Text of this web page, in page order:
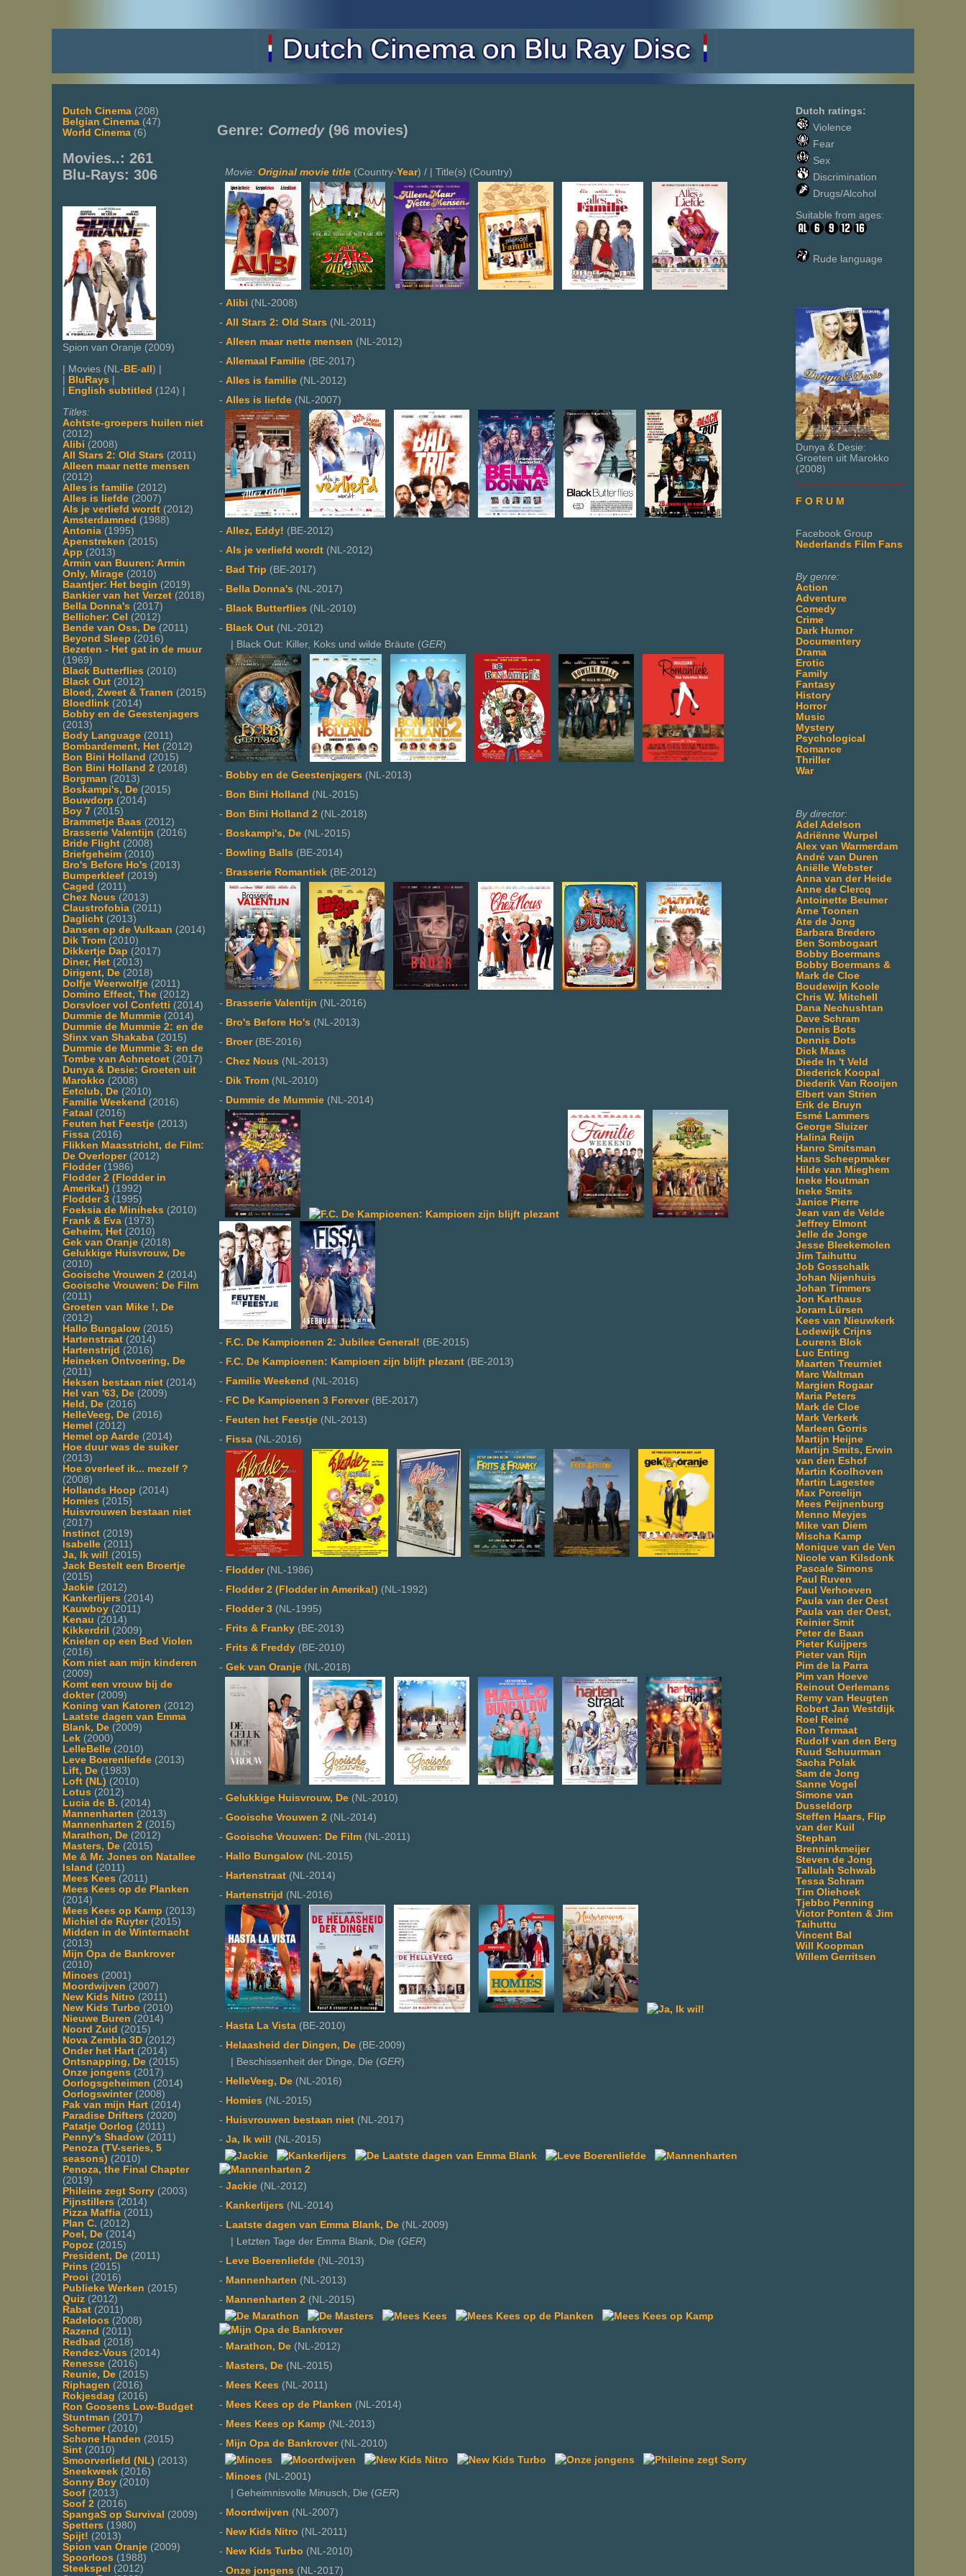
Dutch Cinema (208)
Belgian Cinema (47)
World Cinema (6)
Movies..: 261
Blu-Rays: 306
Spion van Oranje (2009)
| Movies (NL-BE-all) |
| BluRays |
| English subtitled (124) |
Titles:
Achtste-groepers huilen niet
(2012)
Alibi (2008)
All Stars 2: Old Stars (2011)
Alleen maar nette mensen
(2012)
Alles is familie (2012)
Alles is liefde (2007)
Als je verliefd wordt (2012)
Amsterdamned (1988)
Antonia (1995)
Apenstreken (2015)
App (2013)
Armin van Buuren: Armin
Only, Mirage (2010)
Baantjer: Het begin (2019)
Bankier van het Verzet (2018)
Bella Donna's (2017)
Bellicher: Cel (2012)
Bende van Oss, De (2011)
Beyond Sleep (2016)
Bezeten - Het gat in de muur
(1969)
Black Butterflies (2010)
Black Out (2012)
Bloed, Zweet & Tranen (2015)
Bloedlink (2014)
Bobby en de Geestenjagers
(2013)
Body Language (2011)
Bombardement, Het (2012)
Bon Bini Holland (2015)
Bon Bini Holland 2 (2018)
Borgman (2013)
Boskampi's, De (2015)
Bouwdorp (2014)
Boy 7 (2015)
Brammetje Baas (2012)
Brasserie Valentijn (2016)
Bride Flight (2008)
Briefgeheim (2010)
Bro's Before Ho's (2013)
Bumperkleef (2019)
Caged (2011)
Chez Nous (2013)
Claustrofobia (2011)
Daglicht (2013)
Dansen op de Vulkaan (2014)
Dik Trom (2010)
Dikkertje Dap (2017)
Diner, Het (2013)
Dirigent, De (2018)
Dolfje Weerwolfje (2011)
Domino Effect, The (2012)
Dorsvloer vol Confetti (2014)
Dummie de Mummie (2014)
Dummie de Mummie 2: en de
Sfinx van Shakaba (2015)
Dummie de Mummie 3: en de
Tombe van Achnetoet (2017)
Dunya & Desie: Groeten uit
Marokko (2008)
Eetclub, De (2010)
Familie Weekend (2016)
Fataal (2016)
Feuten het Feestje (2013)
Fissa (2016)
Flikken Maasstricht, de Film:
De Overloper(2012)
Flodder(1986)
Flodder 2 (Flodder in
Amerika!) (1992)
Flodder 3 (1995)
Foeksia de Miniheks (2010)
Frank & Eva (1973)
Geheim, Het (2010)
Gek van Oranje (2018)
Gelukkige Huisvrouw, De
(2010)
Gooische Vrouwen 2 (2014)
Gooische Vrouwen: De Film
(2011)
Groeten van Mike !, De
(2012)
Hallo Bungalow (2015)
Hartenstraat (2014)
Hartenstrijd (2016)
Heineken Ontvoering, De
(2011)
Heksen bestaan niet (2014)
Hel van '63, De (2009)
Held, De (2016)
HelleVeeg, De (2016)
Hemel (2012)
Hemel op Aarde (2014)
Hoe duur was de suiker
(2013)
Hoe overleef ik... mezelf ?
(2008)
Hollands Hoop (2014)
Homies (2015)
Huisvrouwen bestaan niet
(2017)
Instinct (2019)
Isabelle (2011)
Ja, Ik wil! (2015)
Jack Bestelt een Broertje
(2015)
Jackie (2012)
Kankerlijers (2014)
Kauwboy (2011)
Kenau (2014)
Kikkerdril (2009)
Knielen op een Bed Violen
(2016)
Kom niet aan mijn kinderen
(2009)
Komt een vrouw bij de
dokter(2009)
Koning van Katoren (2012)
Laatste dagen van Emma
Blank, De (2009)
Lek (2000)
LelleBelle (2010)
Leve Boerenliefde (2013)
Lift, De (1983)
Loft (NL) (2010)
Lotus (2012)
Lucia de B. (2014)
Mannenharten (2013)
Mannenharten 2 (2015)
Marathon, De (2012)
Masters, De (2015)
Me & Mr. Jones on Natallee
Island (2011)
Mees Kees (2011)
Mees Kees op de Planken
(2014)
Mees Kees op Kamp (2013)
Michiel de Ruyter(2015)
Midden in de Winternacht
(2013)
Mijn Opa de Bankrover
(2010)
Minoes (2001)
Moordwijven (2007)
New Kids Nitro (2011)
New Kids Turbo (2010)
Nieuwe Buren (2014)
Noord Zuid (2015)
Nova Zembla 3D (2012)
Onder het Hart (2014)
Ontsnapping, De (2015)
Onze jongens (2017)
Oorlogsgeheimen (2014)
Oorlogswinter(2008)
Pak van mijn Hart (2014)
Paradise Drifters (2020)
Patatje Oorlog (2011)
Penny's Shadow (2011)
Penoza (TV-series, 5
seasons) (2010)
Penoza, the Final Chapter
(2019)
Phileine zegt Sorry (2003)
Pijnstillers (2014)
Pizza Maffia (2011)
Plan C. (2012)
Poel, De (2014)
Popoz (2015)
President, De (2011)
Prins (2015)
Prooi (2016)
Publieke Werken (2015)
Quiz (2012)
Rabat (2011)
Radeloos (2008)
Razend (2011)
Redbad (2018)
Rendez-Vous (2014)
Renesse (2016)
Reunie, De (2015)
Riphagen (2016)
Rokjesdag (2016)
Ron Goosens Low-Budget
Stuntman (2017)
Schemer(2010)
Schone Handen (2015)
Sint (2010)
Smoorverliefd (NL) (2013)
Sneekweek (2016)
Sonny Boy (2010)
Soof (2013)
Soof 2 (2016)
SpangaS op Survival (2009)
Spetters (1980)
Spijt! (2013)
Spion van Oranje (2009)
Spoorloos (1988)
Steekspel (2012)
Dutch ratings:
Violence
Fear
Sex
Discrimination
Drugs/Alcohol
Suitable from ages:
Rude language
Dunya & Desie:
Groeten uit Marokko
(2008)
F O R U M
Facebook Group
Nederlands Film Fans
By genre:
Action
Adventure
Comedy
Crime
Dark Humor
Documentery
Drama
Erotic
Family
Fantasy
History
Horror
Music
Mystery
Psychological
Romance
Thriller
War
By director:
Adel Adelson
Adriënne Wurpel
Alex van Warmerdam
André van Duren
Aniëlle Webster
Anna van der Heide
Anne de Clercq
Antoinette Beumer
Arne Toonen
Ate de Jong
Barbara Bredero
Ben Sombogaart
Bobby Boermans
Bobby Boermans &
Mark de Cloe
Boudewijn Koole
Chris W. Mitchell
Dana Nechushtan
Dave Schram
Dennis Bots
Dennis Dots
Dick Maas
Diede In 't Veld
Diederick Koopal
Diederik Van Rooijen
Elbert van Strien
Erik de Bruyn
Esmé Lammers
George Sluizer
Halina Reijn
Hanro Smitsman
Hans Scheepmaker
Hilde van Mieghem
Ineke Houtman
Ineke Smits
Janice Pierre
Jean van de Velde
Jeffrey Elmont
Jelle de Jonge
Jesse Bleekemolen
Jim Taihuttu
Job Gosschalk
Johan Nijenhuis
Johan Timmers
Jon Karthaus
Joram Lürsen
Kees van Nieuwkerk
Lodewijk Crijns
Lourens Blok
Luc Enting
Maarten Treurniet
Marc Waltman
Margien Rogaar
Maria Peters
Mark de Cloe
Mark Verkerk
Marleen Gorris
Martijn Heijne
Martijn Smits, Erwin
van den Eshof
Martin Koolhoven
Martin Lagestee
Max Porcelijn
Mees Peijnenburg
Menno Meyjes
Mike van Diem
Mischa Kamp
Monique van de Ven
Nicole van Kilsdonk
Pascale Simons
Paul Ruven
Paul Verhoeven
Paula van der Oest
Paula van der Oest,
Reinier Smit
Peter de Baan
Pieter Kuijpers
Pieter van Rijn
Pim de la Parra
Pim van Hoeve
Reinout Oerlemans
Remy van Heugten
Robert Jan Westdijk
Roel Reiné
Ron Termaat
Rudolf van den Berg
Ruud Schuurman
Sacha Polak
Sam de Jong
Sanne Vogel
Simone van
Dusseldorp
Steffen Haars, Flip
van der Kuil
Stephan
Brenninkmeijer
Steven de Jong
Tallulah Schwab
Tessa Schram
Tim Oliehoek
Tjebbo Penning
Victor Ponten & Jim
Taihuttu
Vincent Bal
Will Koopman
Willem Gerritsen
Genre: Comedy(96 movies)
Movie: Original movie title (Country-Year) / | Title(s) (Country)
- Alibi (NL-2008)
- All Stars 2: Old Stars (NL-2011)
- Alleen maar nette mensen (NL-2012)
- Allemaal Familie (BE-2017)
- Alles is familie (NL-2012)
- Alles is liefde (NL-2007)
- Allez, Eddy! (BE-2012)
- Als je verliefd wordt (NL-2012)
- Bad Trip (BE-2017)
- Bella Donna's (NL-2017)
- Black Butterflies (NL-2010)
- Black Out (NL-2012)
| Black Out: Killer, Koks und wilde Bräute (GER)
- Bobby en de Geestenjagers (NL-2013)
- Bon Bini Holland (NL-2015)
- Bon Bini Holland 2 (NL-2018)
- Boskampi's, De (NL-2015)
- Bowling Balls (BE-2014)
- Brasserie Romantiek (BE-2012)
- Brasserie Valentijn (NL-2016)
- Bro's Before Ho's (NL-2013)
- Broer(BE-2016)
- Chez Nous (NL-2013)
- Dik Trom (NL-2010)
- Dummie de Mummie (NL-2014)
- F.C. De Kampioenen 2: Jubilee General! (BE-2015)
- F.C. De Kampioenen: Kampioen zijn blijft plezant (BE-2013)
- Familie Weekend (NL-2016)
- FC De Kampioenen 3 Forever(BE-2017)
- Feuten het Feestje (NL-2013)
- Fissa (NL-2016)
- Flodder(NL-1986)
- Flodder 2 (Flodder in Amerika!) (NL-1992)
- Flodder 3 (NL-1995)
- Frits & Franky (BE-2013)
- Frits & Freddy (BE-2010)
- Gek van Oranje (NL-2018)
- Gelukkige Huisvrouw, De (NL-2010)
- Gooische Vrouwen 2 (NL-2014)
- Gooische Vrouwen: De Film (NL-2011)
- Hallo Bungalow (NL-2015)
- Hartenstraat (NL-2014)
- Hartenstrijd (NL-2016)
- Hasta La Vista (BE-2010)
- Helaasheid der Dingen, De (BE-2009)
| Beschissenheit der Dinge, Die (GER)
- HelleVeeg, De (NL-2016)
- Homies (NL-2015)
- Huisvrouwen bestaan niet (NL-2017)
- Ja, Ik wil! (NL-2015)
- Jackie (NL-2012)
- Kankerlijers (NL-2014)
- Laatste dagen van Emma Blank, De (NL-2009)
| Letzten Tage der Emma Blank, Die (GER)
- Leve Boerenliefde (NL-2013)
- Mannenharten (NL-2013)
- Mannenharten 2 (NL-2015)
- Marathon, De (NL-2012)
- Masters, De (NL-2015)
- Mees Kees (NL-2011)
- Mees Kees op de Planken (NL-2014)
- Mees Kees op Kamp (NL-2013)
- Mijn Opa de Bankrover(NL-2010)
- Minoes (NL-2001)
| Geheimnisvolle Minusch, Die (GER)
- Moordwijven (NL-2007)
- New Kids Nitro (NL-2011)
- New Kids Turbo (NL-2010)
- Onze jongens (NL-2017)